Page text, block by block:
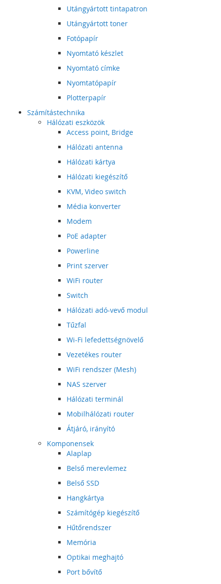
Utángyártott tintapatron
Utángyártott toner
Fotópapír
Nyomtató készlet
Nyomtató címke
Nyomtatópapír
Plotterpapír
Számítástechnika
Hálózati eszközök
Access point, Bridge
Hálózati antenna
Hálózati kártya
Hálózati kiegészítő
KVM, Video switch
Média konverter
Modem
PoE adapter
Powerline
Print szerver
WiFi router
Switch
Hálózati adó-vevő modul
Tűzfal
Wi-Fi lefedettségnövelő
Vezetékes router
WiFi rendszer (Mesh)
NAS szerver
Hálózati terminál
Mobilhálózati router
Átjáró, irányító
Komponensek
Alaplap
Belső merevlemez
Belső SSD
Hangkártya
Számítógép kiegészítő
Hűtőrendszer
Memória
Optikai meghajtó
Port bővítő